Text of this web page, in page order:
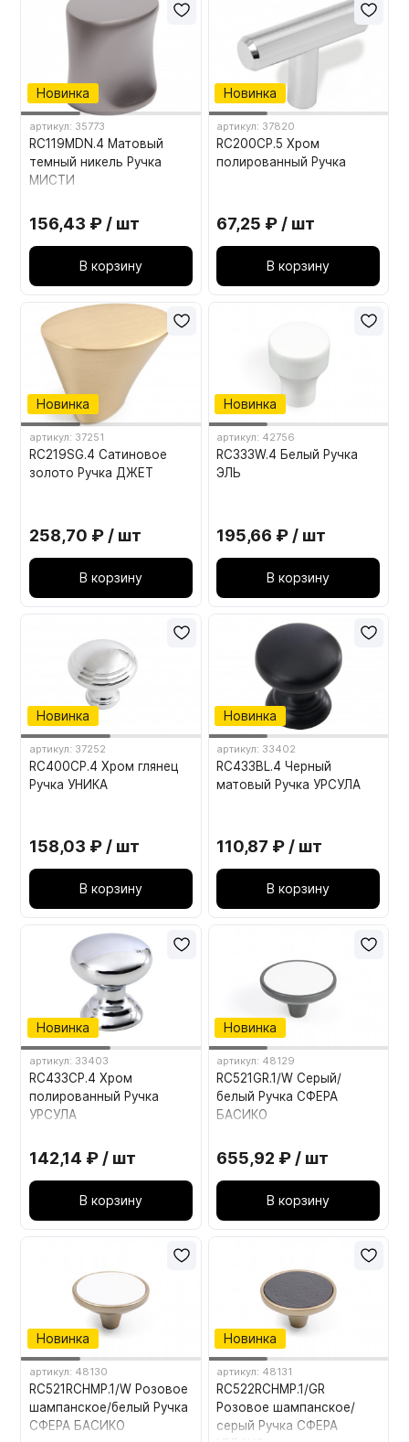
Новинка
артикул: 35773
RC119MDN.4 Матовый
темный никель Ручка
МИСТИ
156,43 ₽ / шт
В корзину
Новинка
артикул: 37820
RC200CP.5 Хром
полированный Ручка
67,25 ₽ / шт
В корзину
Новинка
артикул: 37251
RC219SG.4 Сатиновое
золото Ручка ДЖЕТ
258,70 ₽ / шт
В корзину
Новинка
артикул: 42756
RC333W.4 Белый Ручка
ЭЛЬ
195,66 ₽ / шт
В корзину
Новинка
артикул: 37252
RC400CP.4 Хром глянец
Ручка УНИКА
158,03 ₽ / шт
В корзину
Новинка
артикул: 33402
RC433BL.4 Черный
матовый Ручка УРСУЛА
110,87 ₽ / шт
В корзину
Новинка
артикул: 33403
RC433CP.4 Хром
полированный Ручка
УРСУЛА
142,14 ₽ / шт
В корзину
Новинка
артикул: 48129
RC521GR.1/W Серый/
белый Ручка СФЕРА
БАСИКО
655,92 ₽ / шт
В корзину
Новинка
артикул: 48130
RC521RCHMP.1/W Розовое
шампанское/белый Ручка
СФЕРА БАСИКО
Новинка
артикул: 48131
RC522RCHMP.1/GR
Розовое шампанское/
серый Ручка СФЕРА